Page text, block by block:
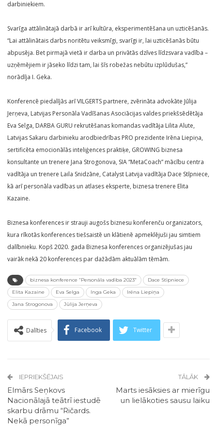
darbiniekiem.
Svarīga attālinātajā darbā ir arī kultūra, eksperimentēšana un uzticēšanās.
“Lai attālinātais darbs noritētu veiksmīgi, svarīgi ir, lai uzticēšanās būtu
abpusēja. Bet pirmajā vietā ir darba un privātās dzīves līdzsvara vadība –
uzņēmējiem ir jāseko līdzi tam, lai šīs robežas nebūtu izplūdušas,”
norādīja I. Geka.
Konferencē piedalījās arī VILGERTS partnere, zvērināta advokāte Jūlija
Jerņeva, Latvijas Personāla Vadīšanas Asociācijas valdes priekšsēdētāja
Eva Selga, DARBA GURU rekrutēšanas komandas vadītāja Lilita Alute,
Latvijas Sakaru darbinieku arodbiedrības PRO prezidente Irēna Liepiņa,
sertificēta emocionālās inteliģences praktiķe, GROWING biznesa
konsultante un trenere Jana Strogonova, SIA “MetaCoach” mācību centra
vadītāja un trenere Laila Snidzāne, Catalyst Latvija vadītāja Dace Stīpniece,
kā arī personāla vadības un atlases eksperte, biznesa trenere Elita
Kazaine.
Biznesa konferences ir strauji augošs biznesu konferenču organizators,
kura rīkotās konferences tiešsaistē un klātienē apmeklējuši jau simtiem
dalībnieku. Kopš 2020. gada Biznesa konferences organizējušas jau
vairāk nekā 20 konferences par dažādām aktuālām tēmām.
biznesa konference “Personāla vadība 2023”
Dace Stīpniece
Elita Kazaine
Eva Selga Inga Geka
Irēna Liepiņa
Jana Strogonova
Jūlija Jerņeva
Dalīties Facebook Twitter
IEPRIEKŠĒJAIS
Elmārs Seņkovs
Nacionālajā teātrī iestudē
skarbu drāmu “Ričards.
Nekā personīga”
TĀLĀK
Marts iesāksies ar mierīgu
un lielākoties sausu laiku